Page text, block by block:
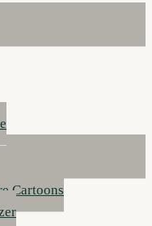
Cartoons